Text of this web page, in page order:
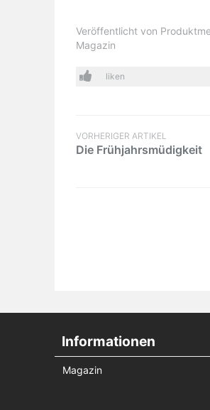
Veröffentlicht von
Magazin
liken
VORHERIGER ARTIKEL
Die Frühjahrsmüdigkeit
Informationen
Magazin